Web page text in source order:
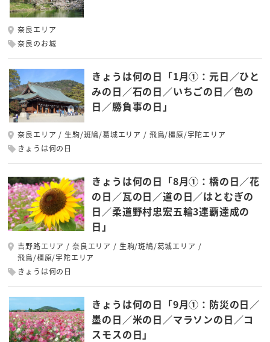
奈良エリア
奈良のお城
きょうは何の日「1月①：元日／ひと
みの日／石の日／いちごの日／色の
日／勝負事の日」
奈良エリア 生駒/斑鳩/葛城エリア
飛鳥/橿原/宇陀エリア
きょうは何の日
きょうは何の日「8月①：橋の日／花
の日／瓦の日／道の日／はとむぎの
日／柔道野村忠宏五輪3連覇達成の
日」
吉野路エリア 奈良エリア
生駒/斑鳩/葛城エリア
飛鳥/橿原/宇陀エリア
きょうは何の日
きょうは何の日「9月①：防災の日／
墨の日／米の日／マラソンの日／コ
スモスの日」